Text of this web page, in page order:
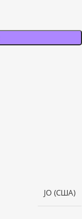
JO (США)